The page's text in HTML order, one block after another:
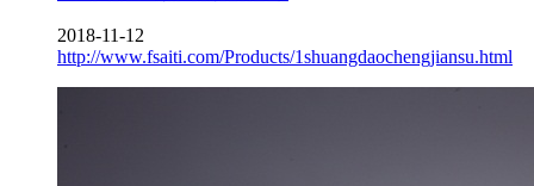
2018-11-12
http://www.fsaiti.com/Products/1shuangdaochengjiansu.html